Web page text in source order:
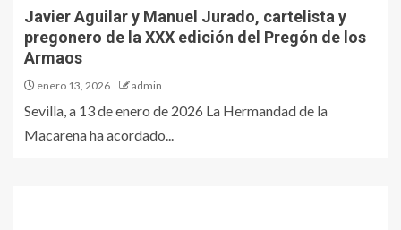
Javier Aguilar y Manuel Jurado, cartelista y
pregonero de la XXX edición del Pregón de los
Armaos
enero 13, 2026 admin
Sevilla, a 13 de enero de 2026 La Hermandad de la
Macarena ha acordado...